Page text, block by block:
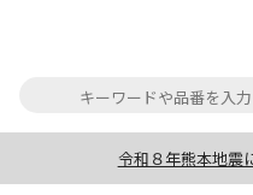
令和８年熊本地震